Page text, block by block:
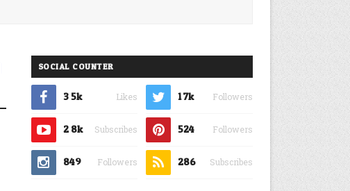
SOCIAL COUNTER
3.5k Likes 1.7k Followers
2.8k Subscribes 524 Followers
849 Followers 286 Subscribes